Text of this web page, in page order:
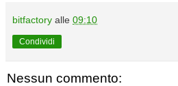
bitfactory alle 09:10
Condividi
Nessun commento: